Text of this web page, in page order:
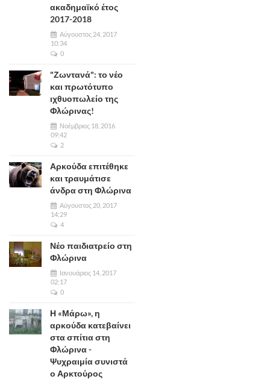
ακαδημαϊκό έτος
2017-2018
Αύγουστος 24, 2017
10:34
0
"Ζωντανά": το νέο
και πρωτότυπο
ιχθυοπωλείο της
Φλώρινας!
Νοέμβριος 18, 2016
09:42
2
Αρκούδα επιτέθηκε
και τραυμάτισε
άνδρα στη Φλώρινα
Αύγουστος 20, 2017
14:29
4
Νέο παιδιατρείο στη
Φλώρινα
Ιανουάριος 14, 2017
02:17
0
Η «Μάρω», η
αρκούδα κατεβαίνει
στα σπίτια στη
Φλώρινα -
Ψυχραιμία συνιστά
ο Αρκτούρος